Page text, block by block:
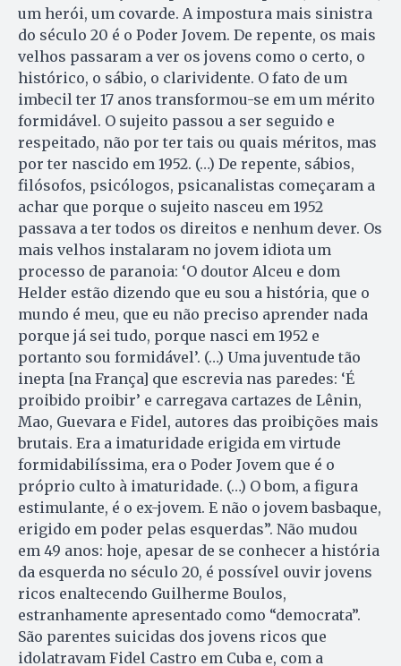
um herói, um covarde. A impostura mais sinistra
do século 20 é o Poder Jovem. De repente, os mais
velhos passaram a ver os jovens como o certo, o
histórico, o sábio, o clarividente. O fato de um
imbecil ter 17 anos transformou-se em um mérito
formidável. O sujeito passou a ser seguido e
respeitado, não por ter tais ou quais méritos, mas
por ter nascido em 1952. (…) De repente, sábios,
filósofos, psicólogos, psicanalistas começaram a
achar que porque o sujeito nasceu em 1952
passava a ter todos os direitos e nenhum dever. Os
mais velhos instalaram no jovem idiota um
processo de paranoia: ‘O doutor Alceu e dom
Helder estão dizendo que eu sou a história, que o
mundo é meu, que eu não preciso aprender nada
porque já sei tudo, porque nasci em 1952 e
portanto sou formidável’. (…) Uma juventude tão
inepta [na França] que escrevia nas paredes: ‘É
proibido proibir’ e carregava cartazes de Lênin,
Mao, Guevara e Fidel, autores das proibições mais
brutais. Era a imaturidade erigida em virtude
formidabilíssima, era o Poder Jovem que é o
próprio culto à imaturidade. (…) O bom, a figura
estimulante, é o ex-jovem. E não o jovem basbaque,
erigido em poder pelas esquerdas”. Não mudou
em 49 anos: hoje, apesar de se conhecer a história
da esquerda no século 20, é possível ouvir jovens
ricos enaltecendo Guilherme Boulos,
estranhamente apresentado como “democrata”.
São parentes suicidas dos jovens ricos que
idolatravam Fidel Castro em Cuba e, com a